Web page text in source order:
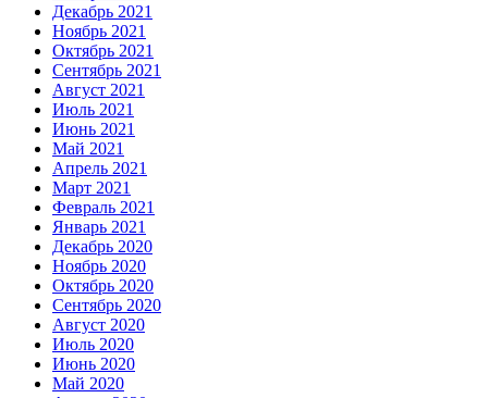
Декабрь 2021
Ноябрь 2021
Октябрь 2021
Сентябрь 2021
Август 2021
Июль 2021
Июнь 2021
Май 2021
Апрель 2021
Март 2021
Февраль 2021
Январь 2021
Декабрь 2020
Ноябрь 2020
Октябрь 2020
Сентябрь 2020
Август 2020
Июль 2020
Июнь 2020
Май 2020